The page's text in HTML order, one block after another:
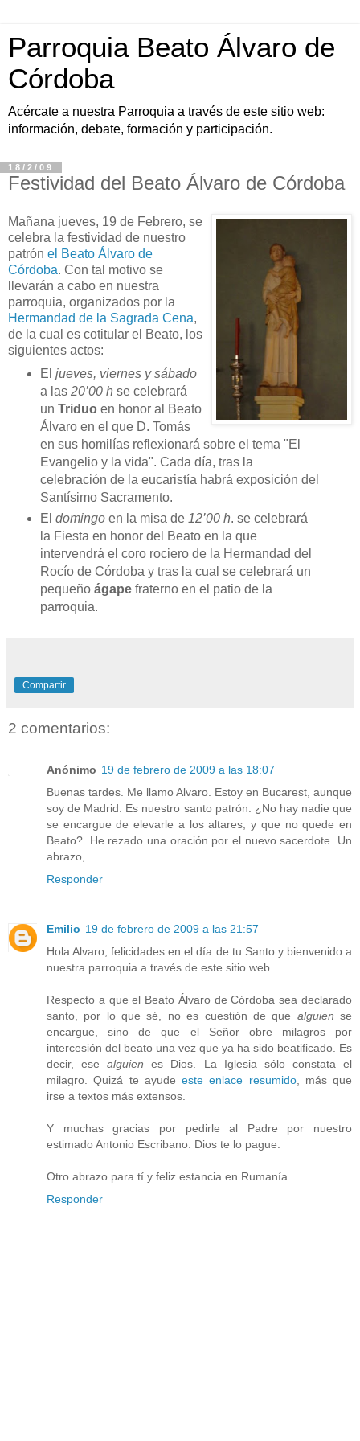
Parroquia Beato Álvaro de
Córdoba
Acércate a nuestra Parroquia a través de este sitio web:
información, debate, formación y participación.
18/2/09
Festividad del Beato Álvaro de Córdoba
Mañana jueves, 19 de Febrero, se
celebra la festividad de nuestro
patrón el Beato Álvaro de
Córdoba. Con tal motivo se
llevarán a cabo en nuestra
parroquia, organizados por la
Hermandad de la Sagrada Cena,
de la cual es cotitular el Beato, los
siguientes actos:
El jueves, viernes y sábado
a las 20’00 h se celebrará
un Triduo en honor al Beato
Álvaro en el que D. Tomás
en sus homilías reflexionará sobre el tema "El
Evangelio y la vida". Cada día, tras la
celebración de la eucaristía habrá exposición del
Santísimo Sacramento.
El domingoen la misa de 12’00 h. se celebrará
la Fiesta en honor del Beato en la que
intervendrá el coro rociero de la Hermandad del
Rocío de Córdoba y tras la cual se celebrará un
pequeño ágapefraterno en el patio de la
parroquia.
Compartir
2 comentarios:
Anónimo 19 de febrero de 2009 a las 18:07
Buenas tardes. Me llamo Alvaro. Estoy en Bucarest, aunque
soy de Madrid. Es nuestro santo patrón. ¿No hay nadie que
se encargue de elevarle a los altares, y que no quede en
Beato?. He rezado una oración por el nuevo sacerdote. Un
abrazo,
Responder
Emilio 19 de febrero de 2009 a las 21:57
Hola Alvaro, felicidades en el día de tu Santo y bienvenido a
nuestra parroquia a través de este sitio web.
Respecto a que el Beato Álvaro de Córdoba sea declarado
santo, por lo que sé, no es cuestión de que alguien se
encargue, sino de que el Señor obre milagros por
intercesión del beato una vez que ya ha sido beatificado. Es
decir, esealguien es Dios. La Iglesia sólo constata el
milagro. Quizá te ayude este enlace resumido, más que
irse a textos más extensos.
Y muchas gracias por pedirle al Padre por nuestro
estimado Antonio Escribano. Dios te lo pague.
Otro abrazo para tí y feliz estancia en Rumanía.
Responder